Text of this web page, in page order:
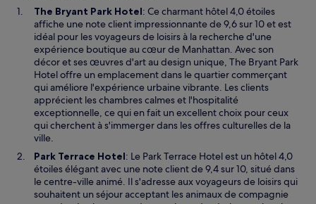
The Bryant Park HotelS
’
o
u
v
r
e
d
a
n
u
n
e
n
o
: Ce charmant hôtel 4,0 étoiles
affiche une note client impressionnante de 9,6 sur 10 et est
idéal pour les voyageurs de loisirs à la recherche d'une
expérience boutique au cœur de Manhattan. Avec son
décor et ses œuvres d'art au design unique, The Bryant Park
Hotel offre un emplacement dans le quartier commerçant
qui améliore l'expérience urbaine vibrante. Les clients
apprécient les chambres calmes et l'hospitalité
exceptionnelle, ce qui en fait un excellent choix pour ceux
qui cherchent à s'immerger dans les offres culturelles de la
ville.
Park Terrace HotelS
’
o
u
: Le Park Terrace Hotel est un hôtel 4,0
étoiles élégant avec une note client de 9,4 sur 10, situé dans
le centre-ville animé. Il s'adresse aux voyageurs de loisirs qui
souhaitent un séjour acceptant les animaux de compagnie